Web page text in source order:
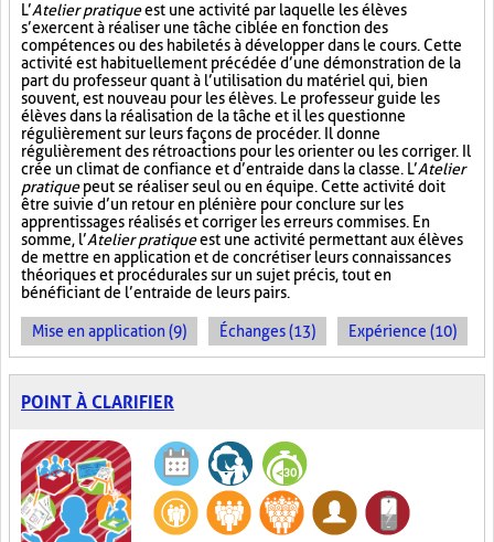
L’Atelier pratiqueest une activité par laquelle les élèves
s’exercent à réaliser une tâche ciblée en fonction des
compétences ou des habiletés à développer dans le cours. Cette
activité est habituellement précédée d’une démonstration de la
part du professeur quant à l’utilisation du matériel qui, bien
souvent, est nouveau pour les élèves. Le professeur guide les
élèves dans la réalisation de la tâche et il les questionne
régulièrement sur leurs façons de procéder. Il donne
régulièrement des rétroactions pour les orienter ou les corriger. Il
crée un climat de confiance et d’entraide dans la classe. L’Atelier
pratiquepeut se réaliser seul ou en équipe. Cette activité doit
être suivie d’un retour en plénière pour conclure sur les
apprentissages réalisés et corriger les erreurs commises. En
somme, l’Atelier pratiqueest une activité permettant aux élèves
de mettre en application et de concrétiser leurs connaissances
théoriques et procédurales sur un sujet précis, tout en
bénéficiant de l’entraide de leurs pairs.
Mise en application (9) Échanges (13) Expérience (10)
POINT À CLARIFIER